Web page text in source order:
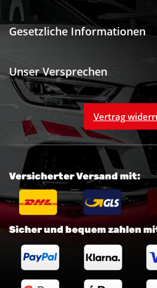
Gesetzliche Informationen
Unser Versprechen
Vertrag
Sicher und bequem zahlen
Versicherter Versand mit: